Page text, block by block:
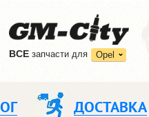
ВCE запчасти для Opel
ДОСТАВКА